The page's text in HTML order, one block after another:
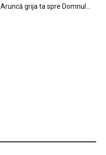
Aruncă grija ta spre Domnul…